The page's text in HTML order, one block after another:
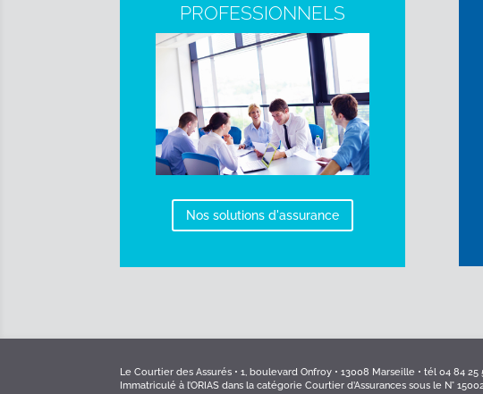
PROFESSIONNELS
Nos solutions d'assurance
Le Courtier des Assurés • 1, boulevard Onfroy • 13008 Marseille • tél 04 84 25
Immatriculé à l’ORIAS dans la catégorie Courtier d’Assurances sous le N°